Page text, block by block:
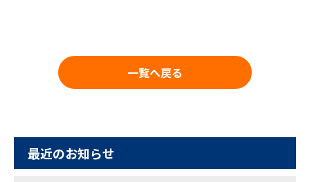
一覧へ戻る
最近のお知らせ